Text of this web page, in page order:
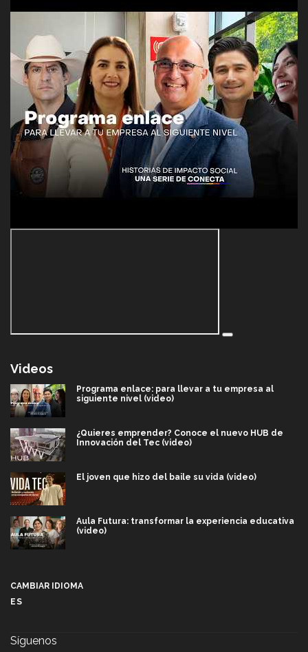
Videos
Programa enlace: para llevar a tu empresa al
siguiente nivel (video)
¿Quieres emprender? Conoce el nuevo HUB de
Innovación del Tec (video)
El joven que hizo del baile su vida (video)
Aula Futura: transformar la experiencia educativa
(video)
CAMBIAR IDIOMA
ES
Síguenos